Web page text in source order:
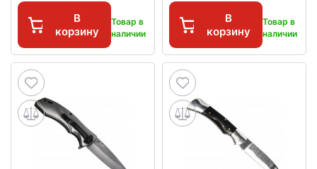
В
корзину
Товар в
наличии
В
корзину
Товар в
наличии